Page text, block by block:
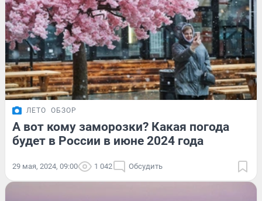
ЛЕТО ОБЗОР
А вот кому заморозки? Какая погода
будет в России в июне 2024 года
29 мая, 2024, 09:00 1 042 Обсудить